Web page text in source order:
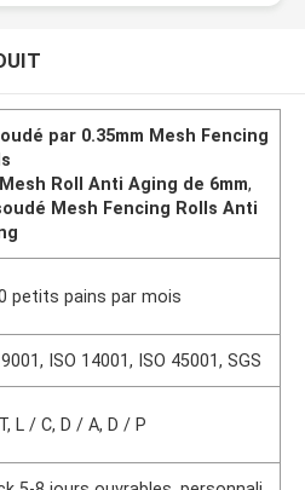
par 0.35mm Mesh Fencing
Roll Anti Aging de 6mm,
Mesh Fencing Rolls Anti
petits pains par mois
ISO 14001, ISO 45001, SGS
L / C, D / A, D / P